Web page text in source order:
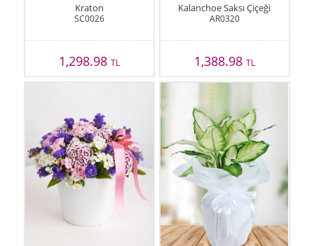
Kraton
SC0026
1,298.98TL
Kalanchoe Saksı Çiçeği
AR0320
1,388.98 TL